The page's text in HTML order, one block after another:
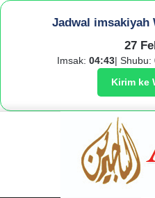
Jadwal imsakiyah
27
Imsak: 04:43| Shubu:
Kirim ke